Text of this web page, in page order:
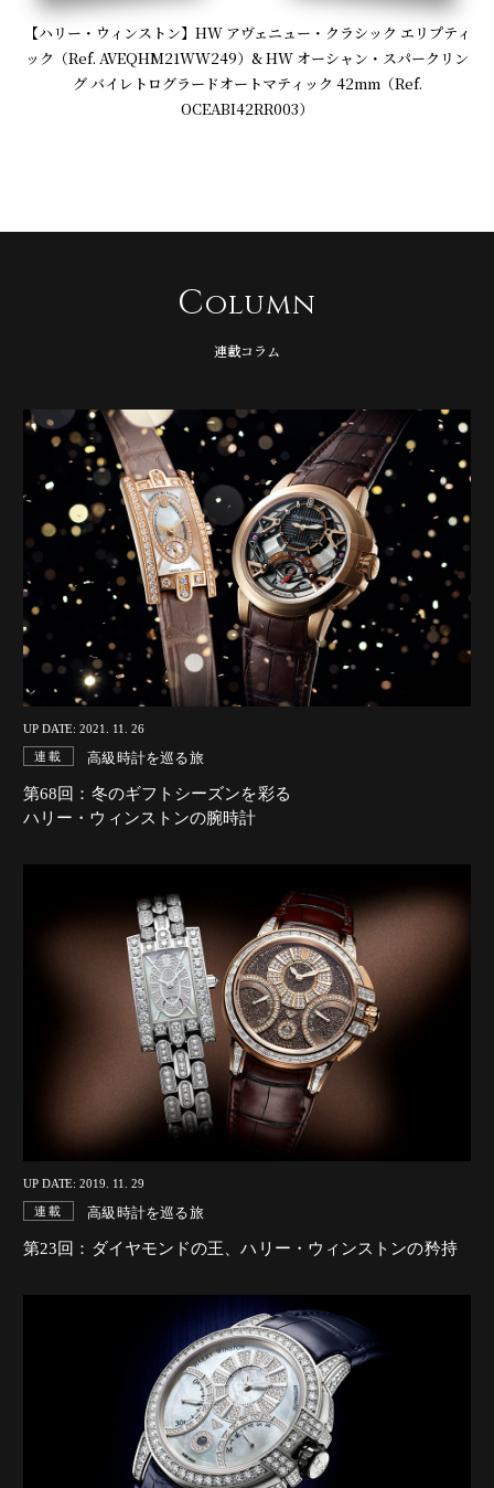
【ハリー・ウィンストン】HW アヴェニュー・クラシック エリプティ
ック（Ref. AVEQHM21WW249）& HW オーシャン・スパークリン
グ バイレトログラードオートマティック 42mm（Ref.
OCEABI42RR003）
Column
連載コラム
UP DATE: 2021. 11. 26
連載 高級時計を巡る旅
第68回：冬のギフトシーズンを彩る
ハリー・ウィンストンの腕時計
UP DATE: 2019. 11. 29
連載 高級時計を巡る旅
第23回：ダイヤモンドの王、ハリー・ウィンストンの矜持